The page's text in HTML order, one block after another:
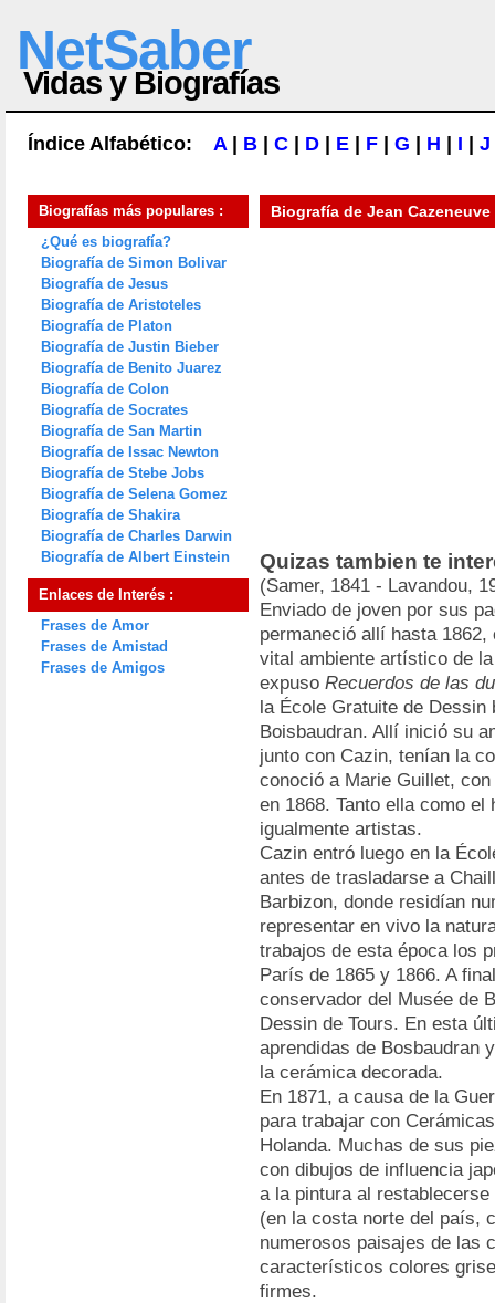
NetSaber
Vidas y Biografías
Índice Alfabético: A| B C D E F G H I J
Biografías más populares :
¿Qué es biografía?
Biografía de Simon Bolivar
Biografía de Jesus
Biografía de Aristoteles
Biografía de Platon
Biografía de Justin Bieber
Biografía de Benito Juarez
Biografía de Colon
Biografía de Socrates
Biografía de San Martin
Biografía de Issac Newton
Biografía de Stebe Jobs
Biografía de Selena Gomez
Biografía de Shakira
Biografía de Charles Darwin
Biografía de Albert Einstein
Enlaces de Interés :
Frases de Amor
Frases de Amistad
Frases de Amigos
Biografía de Jean Cazeneuve
Quizas tambien te
(Samer, 1841 - Lavandou,
Enviado de joven por sus
permaneció allí hasta
vital ambiente artístico de
expuso Recuerdos de las
la École Gratuite de Dessin
Boisbaudran. Allí inició su
junto con Cazin, tenían la
conoció a Marie Guillet,
en 1868. Tanto ella como
igualmente artistas.
Cazin entró luego en la
antes de trasladarse a
Barbizon, donde residían
representar en vivo la
trabajos de esta época los
París de 1865 y 1866. A
conservador del Musée de
Dessin de Tours. En esta
aprendidas de Bosbaudran
la cerámica decorada.
En 1871, a causa de la
para trabajar con
Holanda. Muchas de sus
con dibujos de influencia
a la pintura al
(en la costa norte del país,
numerosos paisajes de las
característicos colores
firmes.